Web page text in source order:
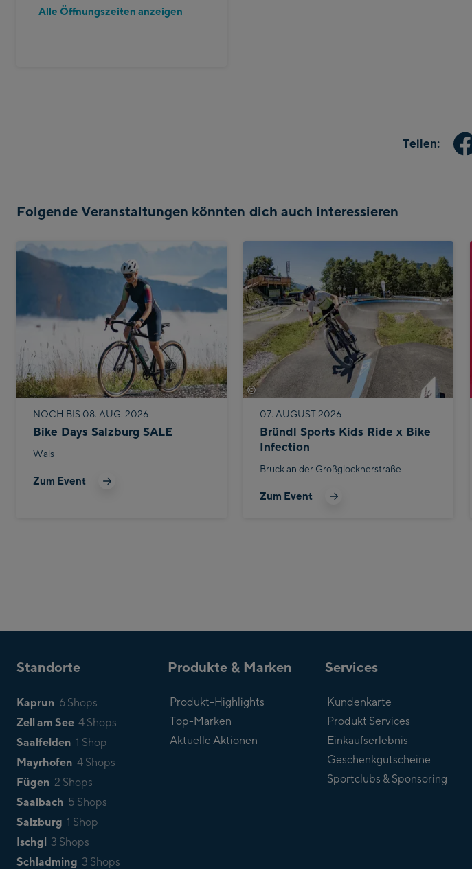
Alle Öffnungszeiten anzeigen
Teilen:
Folgende Veranstaltungen könnten dich auch interessieren
NOCH BIS 08. AUG. 2026
Bike Days Salzburg SALE
Wals
Zum Event
©
07. AUGUST 2026
Bründl Sports Kids Ride x Bike
Infection
Bruck an der Großglocknerstraße
Zum Event
Standorte
Kaprun 6 Shops
Zell am See 4 Shops
Saalfelden 1 Shop
Mayrhofen 4 Shops
Fügen 2 Shops
Saalbach 5 Shops
Salzburg 1 Shop
Ischgl 3 Shops
Schladming 3 Shops
Produkte & Marken
Produkt-Highlights
Top-Marken
Aktuelle Aktionen
Services
Kundenkarte
Produkt Services
Einkaufserlebnis
Geschenkgutscheine
Sportclubs & Sponsoring